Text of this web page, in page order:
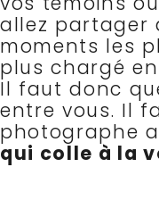
allez partager
moments les
plus chargé
Il faut donc
entre vous. Il
photographe
qui colle à la